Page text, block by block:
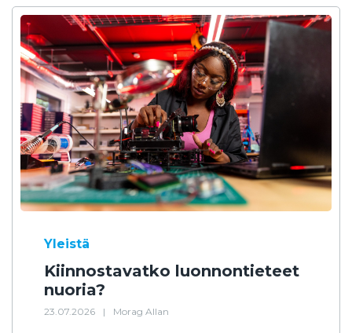
Yleistä
Kiinnostavatko luonnontieteet
nuoria?
23.07.2026 | Morag Allan